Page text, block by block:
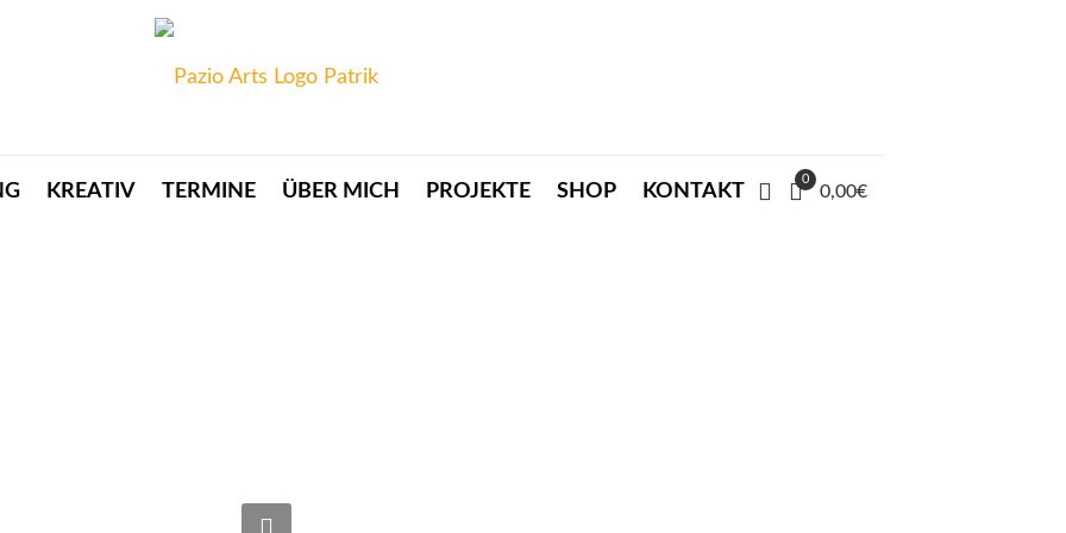
KREATIV TERMINE ÜBER MICH PROJEKTE SHOP KONTAKT
0
0,00€